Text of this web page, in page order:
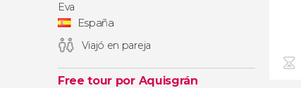
Eva
España
Viajó en pareja
Free tour por Aquisgrán